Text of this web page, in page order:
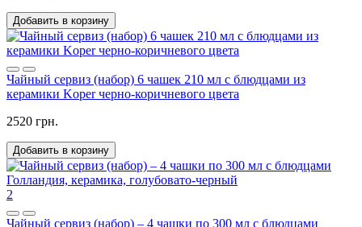
Добавить в корзину
Чайный сервиз (набор) 6 чашек 210 мл с блюдцами из
керамики Koper черно-коричневого цвета
2520 грн.
Добавить в корзину
2
Чайный сервиз (набор) – 4 чашки по 300 мл с блюдцами